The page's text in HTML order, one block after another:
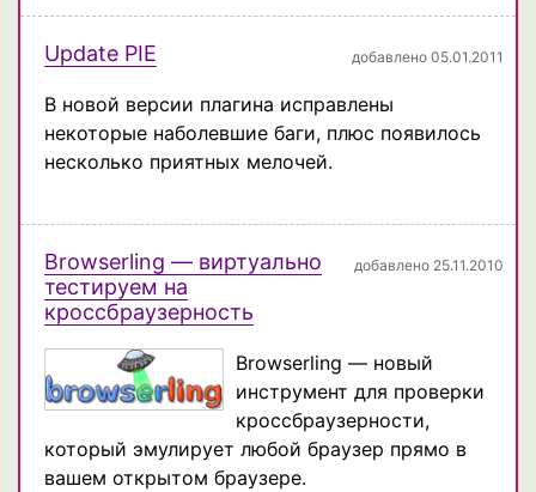
Update PIE добавлено 05.01.2011
В новой версии плагина исправлены
некоторые наболевшие баги, плюс появилось
несколько приятных мелочей.
Browserling — виртуально
тестируем на
кроссбраузерность
добавлено 25.11.2010
Browserling — новый
инструмент для проверки
кроссбраузерности,
который эмулирует любой браузер прямо в
вашем открытом браузере.